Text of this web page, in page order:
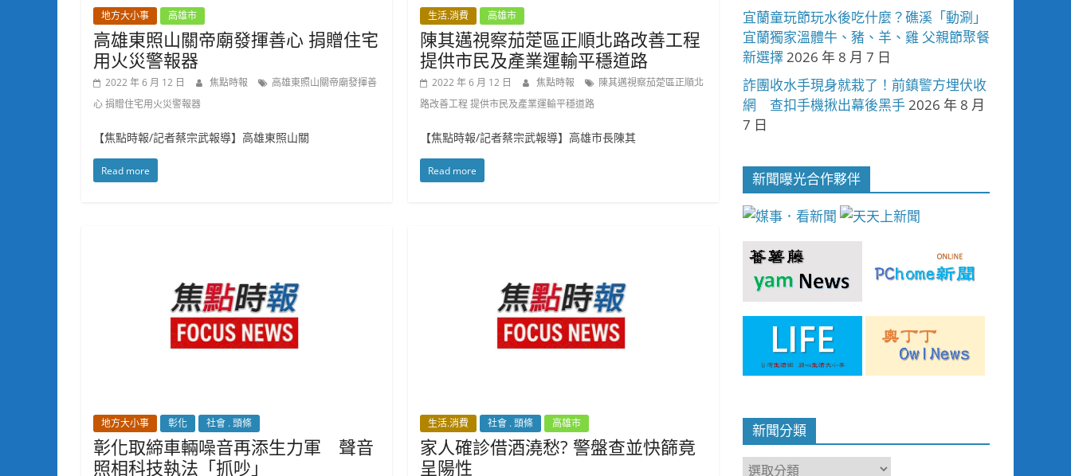
地方大小事 高雄市
高雄東照山關帝廟發揮善心 捐贈住宅
用火災警報器
2022 年 6 月 12 日 焦點時報
高雄東照山關帝廟發揮善
心 捐贈住宅用火災警報器
【焦點時報/記者蔡宗武報導】高雄東照山關
Read more
生活.消費 高雄市
陳其邁視察茄萣區正順北路改善工程
提供市民及產業運輸平穩道路
2022 年 6 月 12 日 焦點時報
陳其邁視察茄萣區正順北
路改善工程 提供市民及產業運輸平穩道路
【焦點時報/記者蔡宗武報導】高雄市長陳其
Read more
地方大小事 彰化 社會 . 頭條
彰化取締車輛噪音再添生力軍 聲音
照相科技執法「抓吵」
生活.消費 社會 . 頭條 高雄市
家人確診借酒澆愁? 警盤查並快篩竟
呈陽性
宜蘭童玩節玩水後吃什麼？礁溪「動涮」
宜蘭獨家溫體牛、豬、羊、雞 父親節聚餐
新選擇2026 年 8 月 7 日
詐團收水手現身就栽了！前鎮警方埋伏收
網 查扣手機揪出幕後黑手2026 年 8 月
7 日
新聞曝光合作夥伴
新聞分類
新